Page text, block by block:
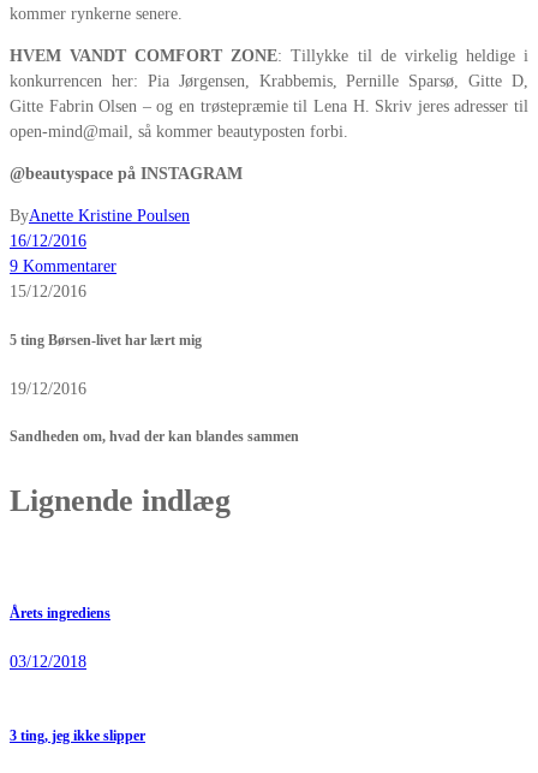
kommer rynkerne senere.
HVEM VANDT COMFORT ZONE: Tillykke til de virkelig heldige i
konkurrencen her: Pia Jørgensen, Krabbemis, Pernille Sparsø, Gitte D,
Gitte Fabrin Olsen – og en trøstepræmie til Lena H. Skriv jeres adresser til
open-mind@mail, så kommer beautyposten forbi.
@beautyspace på INSTAGRAM
ByAnette Kristine Poulsen
16/12/2016
9 Kommentarer
15/12/2016
5 ting Børsen-livet har lært mig
19/12/2016
Sandheden om, hvad der kan blandes sammen
Lignende indlæg
Årets ingrediens
03/12/2018
3 ting, jeg ikke slipper